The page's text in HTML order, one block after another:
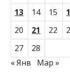
13
14 15
20
21 22
27
28
« Янв
Мар »